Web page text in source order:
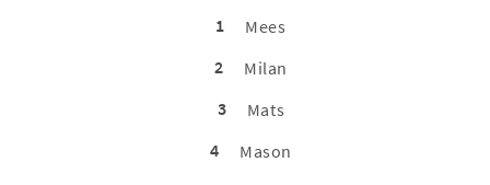
1
Mees
2
Milan
3
Mats
4
Mason